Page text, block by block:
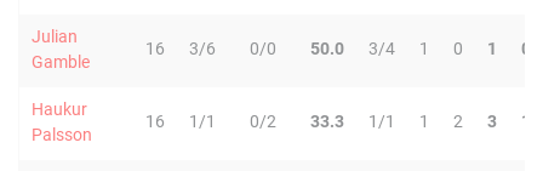
Julian
Gamble
16 3/6 0/0 50.0 3/4 1 0 1 0
Haukur
Palsson
16 1/1 0/2 33.3 1/1 1 2 3 1